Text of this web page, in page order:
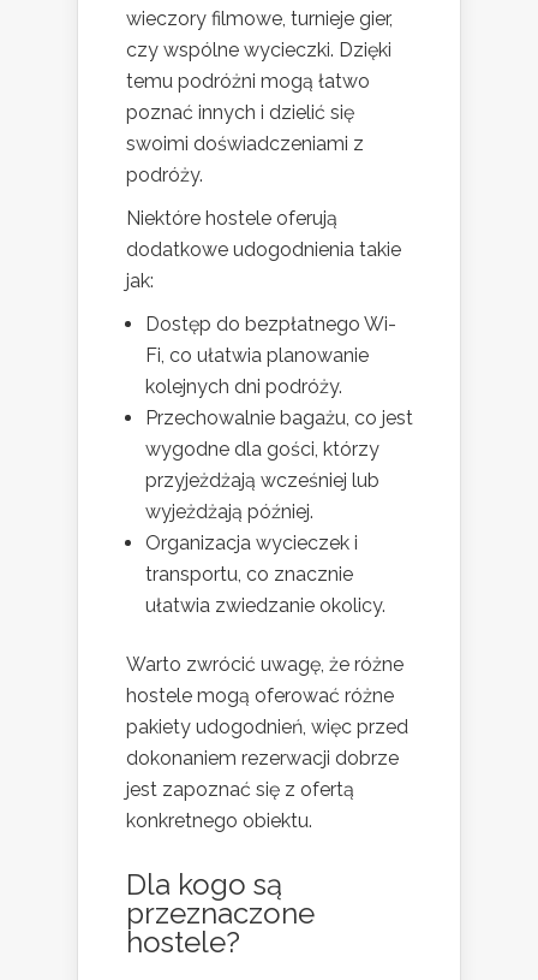
wieczory filmowe, turnieje gier,
czy wspólne wycieczki. Dzięki
temu podróżni mogą łatwo
poznać innych i dzielić się
swoimi doświadczeniami z
podróży.
Niektóre hostele oferują
dodatkowe udogodnienia takie
jak:
Dostęp do bezpłatnego Wi-
Fi, co ułatwia planowanie
kolejnych dni podróży.
Przechowalnie bagażu, co jest
wygodne dla gości, którzy
przyjeżdżają wcześniej lub
wyjeżdżają później.
Organizacja wycieczek i
transportu, co znacznie
ułatwia zwiedzanie okolicy.
Warto zwrócić uwagę, że różne
hostele mogą oferować różne
pakiety udogodnień, więc przed
dokonaniem rezerwacji dobrze
jest zapoznać się z ofertą
konkretnego obiektu.
Dla kogo są
przeznaczone
hostele?